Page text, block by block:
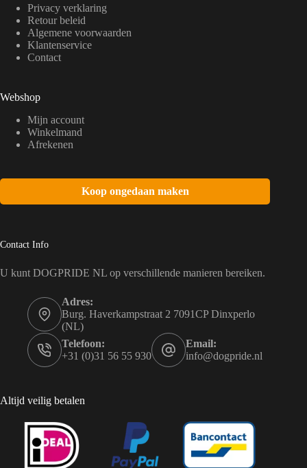
Privacy verklaring
Retour beleid
Algemene voorwaarden
Klantenservice
Contact
Webshop
Mijn account
Winkelmand
Afrekenen
Koop ongedaan maken
Contact Info
U kunt DOGPRIDE NL op verschillende manieren bereiken.
Adres:
Burg. Haverkampstraat 2 7091CP Dinxperlo
(NL)
Telefoon:
+31 (0)31 56 55 930
Email:
info@dogpride.nl
Altijd veilig betalen